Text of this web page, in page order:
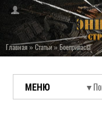
Главная»Статьи»Боеприпасы
МЕНЮ